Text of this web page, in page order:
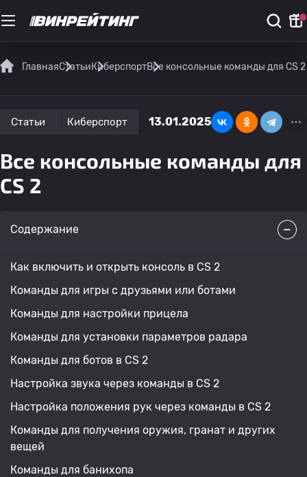
ГлавнаяСтатьиКиберспортВсе консольные команды для CS 2
Статьи Киберспорт 13.01.2025
Все консольные команды для
CS 2
Содержание
Как включить и открыть консоль в CS 2
Команды для игры с друзьями или ботами
Команды для настройки прицела
Команды для установки параметров радара
Команды для ботов в CS 2
Настройка звука через команды в CS 2
Настройка положения рук через команды в CS 2
Команды для получения оружия, гранат и других
вещей
Команды для банихопа